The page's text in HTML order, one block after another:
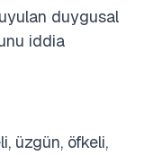
duygusal
iddia
üzgün, öfkeli,